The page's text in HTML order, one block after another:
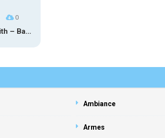
0
Carter Faith – Bar Star Vevo
Ambiance
Armes